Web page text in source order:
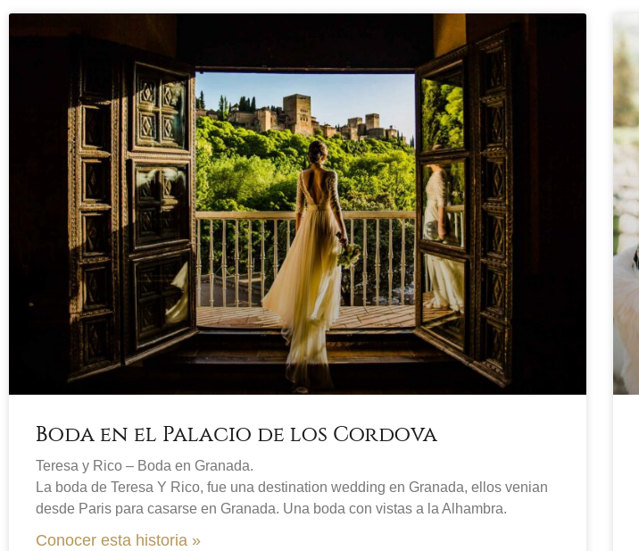
Boda en el Palacio de los Cordova
Teresa y Rico – Boda en Granada.
La boda de Teresa Y Rico, fue una destination wedding en Granada, ellos venian
desde Paris para casarse en Granada. Una boda con vistas a la Alhambra.
Conocer esta historia »